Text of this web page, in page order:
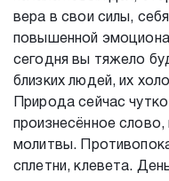
вера в свои силы,
повышенной
сегодня вы тяжело
близких людей, их
Природа сейчас
произнесённое
молитвы.
сплетни, клевета.